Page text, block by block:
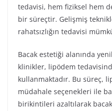
tedavisi, hem fiziksel hem
bir süreçtir. Gelişmiş
rahatsızlığın tedavisi
Bacak estetiği alanında
klinikler, lipödem
kullanmaktadır. Bu süreç,
müdahale seçenekleri ile
birikintileri azaltılarak